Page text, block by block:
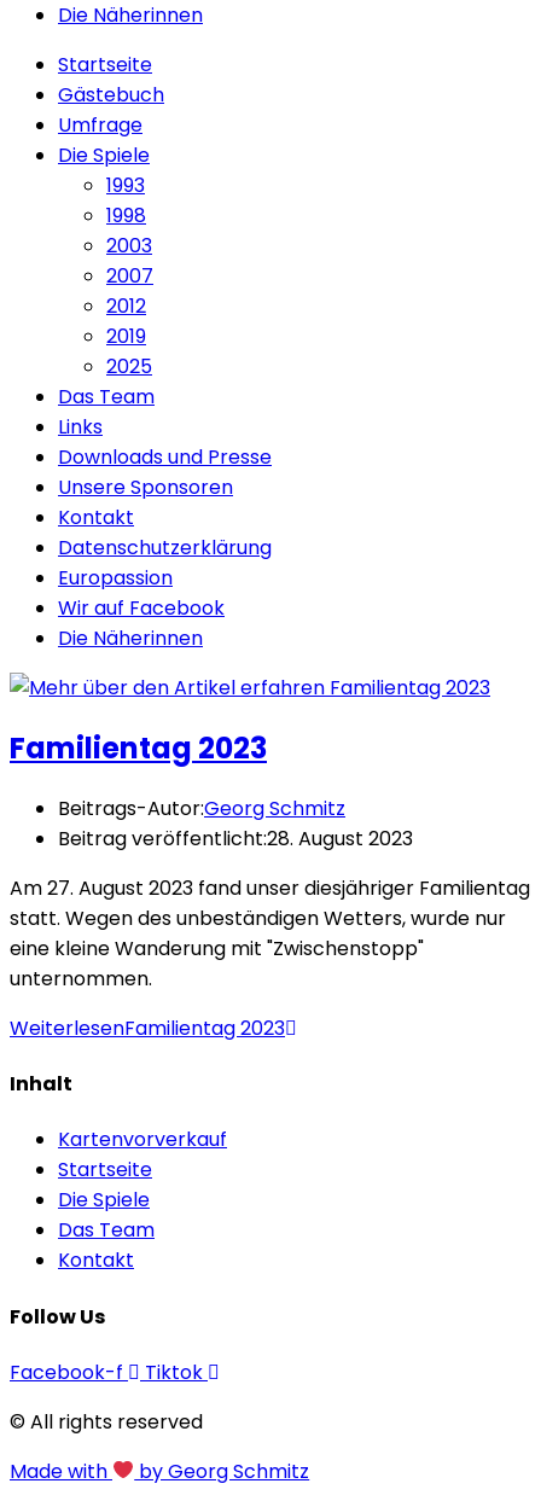
Die Näherinnen
Startseite
Gästebuch
Umfrage
Die Spiele
1993
1998
2003
2007
2012
2019
2025
Das Team
Links
Downloads und Presse
Unsere Sponsoren
Kontakt
Datenschutzerklärung
Europassion
Wir auf Facebook
Die Näherinnen
Familientag 2023
Beitrags-Autor:Georg Schmitz
Beitrag veröffentlicht:28. August 2023
Am 27. August 2023 fand unser diesjähriger Familientag
statt. Wegen des unbeständigen Wetters, wurde nur
eine kleine Wanderung mit "Zwischenstopp"
unternommen.
WeiterlesenFamilientag 2023
Inhalt
Kartenvorverkauf
Startseite
Die Spiele
Das Team
Kontakt
Follow Us
Facebook-f
Tiktok
© All rights reserved
Made with
by Georg Schmitz